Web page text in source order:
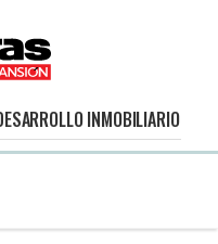
INMOBILIARIO